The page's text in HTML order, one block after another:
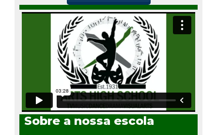
Sobre a nossa escola